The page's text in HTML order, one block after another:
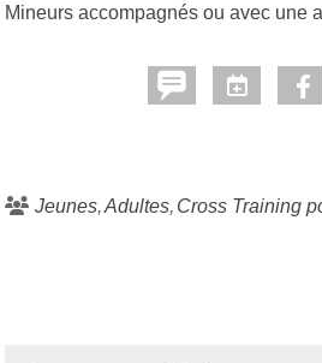
Mineurs accompagnés ou avec une
Jeunes Adultes Cross Training